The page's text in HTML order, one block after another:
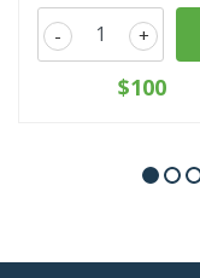
+
-
$100